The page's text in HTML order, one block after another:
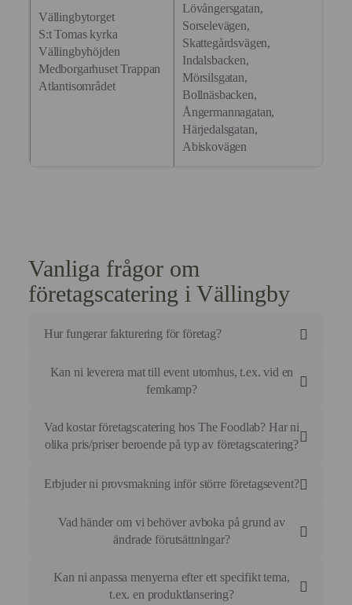
Vällingbytorget
S:t Tomas kyrka
Vällingbyhöjden
Medborgarhuset Trappan
Atlantisområdet
Lövångersgatan,
Sorselevägen,
Skattegårdsvägen,
Indalsbacken,
Mörsilsgatan,
Bollnäsbacken,
Ångermannagatan,
Härjedalsgatan,
Abiskovägen
Vanliga frågor om
företagscatering i Vällingby
Hur fungerar fakturering för företag?
Vi fakturerar efter godkänd kreditprövning med 30
dagars betalvilkor som standard för våra
Kan ni leverera mat till event utomhus, t.ex. vid en
femkamp?
Absolut. Vi anpassar menyvalet och
förpackningstekniken så att maten håller sig perfekt
Vad kostar företagscatering hos The Foodlab? Har ni
olika pris/priser beroende på typ av företagscatering?
Vi arbetar med en transparent prismodell för att
underlätta er budgetering.
Mötesmat & Lunch: 145 kr – 195 kr per
Premium Bufféer: 325 kr – 495 kr per kuvert.
Erbjuder ni provsmakning inför större företagsevent?
Ja, vid större bokningar (över 50 personer) erbjuder vi
en konsultation där vi går igenom smakprofiler.
Vad händer om vi behöver avboka på grund av
ändrade förutsättningar?
Vi tillämpar branschstandard för företagscatering.
Vid avbokning mer än 10 arbetsdagar innan eventet
Kan ni anpassa menyerna efter ett specifikt tema,
t.ex. en produktlansering?